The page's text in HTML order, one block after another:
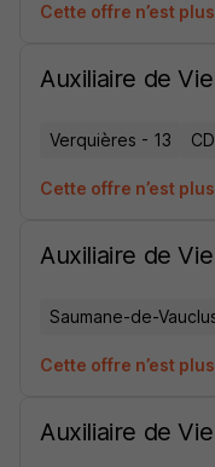
Cette offre n’est
Auxiliaire de
Verquières - 13
Cette offre n’est
Auxiliaire de
Saumane-de-
Cette offre n’est
Auxiliaire de